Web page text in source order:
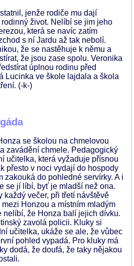
jenže rodiče mu dají
život. Nelíbí se jim jeho
která se navíc zatím
s ní Jardu až tak nebolí.
že se nastěhuje k němu a
že jsou zase spolu. Veronika
úplnou rodinu před
Lucinka ve škole lajdala a škola
(-k-)
se školou na chmelovou
zavádění chmele. Pedagogický
učitelka, která vyžaduje přísnou
přesto v noci vydají do hospody
zakouká do pohledné servírky. A i
se jí líbí, byť je mladší než ona.
každý večer, při třetí návštěvě
Honzou a místním mladým
nelíbí, že Honza balí jejich dívku.
zavolá policii. Kluky si
učitelka, ukáže se ale, že vůbec
pohled vypadá. Pro kluky má
dodá, že doufá, že taky nějakou